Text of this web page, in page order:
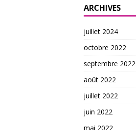
ARCHIVES
juillet 2024
octobre 2022
septembre 2022
août 2022
juillet 2022
juin 2022
mai 2022